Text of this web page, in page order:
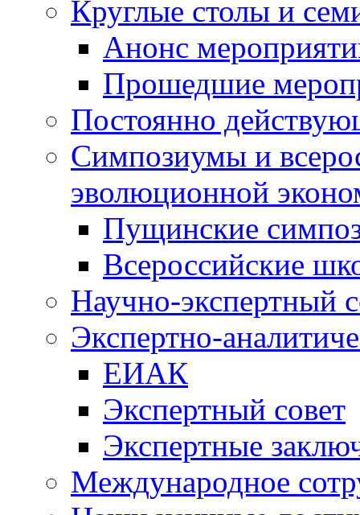
Круглые столы и
Анонс
Прошедшие
Постоянно
Симпозиумы и
эволюционной
Пущинские
Всероссийские
Научно-экспертный
Экспертно-
ЕИАК
Экспертный совет
Экспертные
Международное